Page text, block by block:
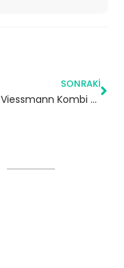
SONRAKI
Halkalı Viessmann Kombi Servisi – Küçükçekmece Yetkili Servis